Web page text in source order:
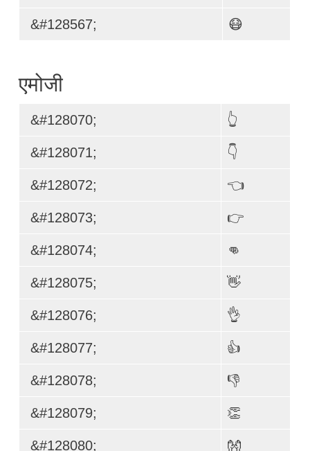
&#128567; 😷
एमोजी
&#128070; 👆
&#128071; 👇
&#128072; 👈
&#128073; 👉
&#128074; 👊
&#128075; 👋
&#128076; 👌
&#128077; 👍
&#128078; 👎
&#128079; 👏
&#128080; 👐